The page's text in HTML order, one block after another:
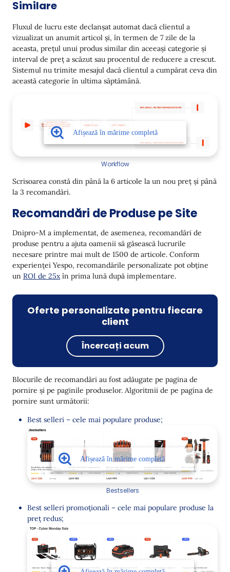
Similare
Fluxul de lucru este declanșat automat dacă clientul a
vizualizat un anumit articol și, în termen de 7 zile de la
aceasta, prețul unui produs similar din aceeași categorie și
interval de preț a scăzut sau procentul de reducere a crescut.
Sistemul nu trimite mesajul dacă clientul a cumpărat ceva din
această categorie în ultima săptămână.
Workflow
Scrisoarea constă din până la 6 articole la un nou preț și până
la 3 recomandări.
Recomandări de Produse pe Site
Dnipro-M a implementat, de asemenea, recomandări de
produse pentru a ajuta oamenii să găsească lucrurile
necesare printre mai mult de 1500 de articole. Conform
experienței Yespo, recomandările personalizate pot obține
un ROI de 25xîn prima lună după implementare.
Oferte personalizate pentru fiecare
client
Încercați acum
Blocurile de recomandări au fost adăugate pe pagina de
pornire și pe paginile produselor. Algoritmii de pe pagina de
pornire sunt următorii:
Best selleri – cele mai populare produse;
Bestsellers
Best selleri promoționali – cele mai populare produse la
preț redus;